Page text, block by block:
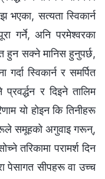
भएका, सत्यता स्विकार्न
गर्ने, अनि परमेश्‍वरका
हुन सक्ने मानिस हुनुपर्छ,
स्विकार्न र समर्पित
र दिइने तालिम
यो होइन कि तिनीहरू
समूहको अगुवाइ गरून्,
तरिकामा परामर्श दिन
पेसागत सीपहरू वा उच्च